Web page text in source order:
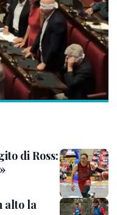
di Ross:
alto la